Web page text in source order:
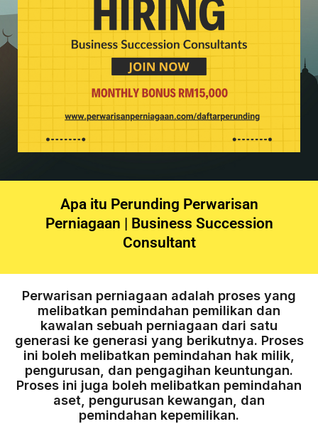
Apa itu Perunding Perwarisan
Perniagaan | Business Succession
Consultant
Perwarisan perniagaan adalah proses yang
melibatkan pemindahan pemilikan dan
kawalan sebuah perniagaan dari satu
generasi ke generasi yang berikutnya. Proses
ini boleh melibatkan pemindahan hak milik,
pengurusan, dan pengagihan keuntungan.
Proses ini juga boleh melibatkan pemindahan
aset, pengurusan kewangan, dan
pemindahan kepemilikan.